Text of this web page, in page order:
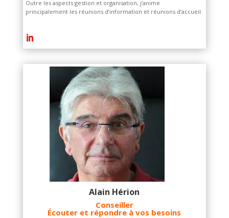
Outre les aspects gestion et organisation, j’anime
principalement les réunions d’information et réunions d’accueil.
Alain Hérion
Conseiller
Écouter et répondre à vos besoins